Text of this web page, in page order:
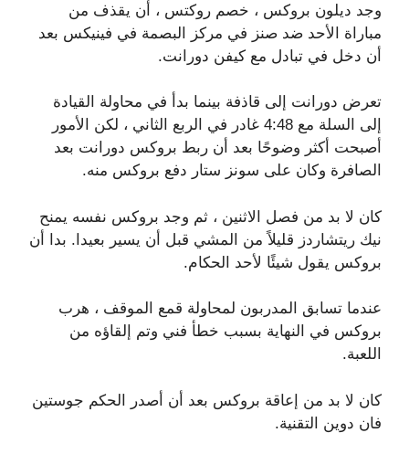
وجد ديلون بروكس ، خصم روكتس ، أن يقذف من
مباراة الأحد ضد صنز في مركز البصمة في فينيكس بعد
أن دخل في تبادل مع كيفن دورانت.
تعرض دورانت إلى قاذفة بينما بدأ في محاولة القيادة
إلى السلة مع 4:48 غادر في الربع الثاني ، لكن الأمور
أصبحت أكثر وضوحًا بعد أن ربط بروكس دورانت بعد
الصافرة وكان على سونز ستار دفع بروكس منه.
كان لا بد من فصل الاثنين ، ثم وجد بروكس نفسه يمنح
نيك ريتشاردز قليلاً من المشي قبل أن يسير بعيدا. بدا أن
بروكس يقول شيئًا لأحد الحكام.
عندما تسابق المدربون لمحاولة قمع الموقف ، هرب
بروكس في النهاية بسبب خطأ فني وتم إلقاؤه من
اللعبة.
كان لا بد من إعاقة بروكس بعد أن أصدر الحكم جوستين
فان دوين التقنية.